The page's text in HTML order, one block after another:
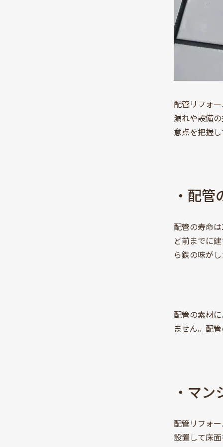
配管リフォ
漏れや設備
意点を把握
・配
配管の寿命
ど前までに
ら鉄の味が
配管の素材
ません。配
・マ
配管リフォ
設置して床